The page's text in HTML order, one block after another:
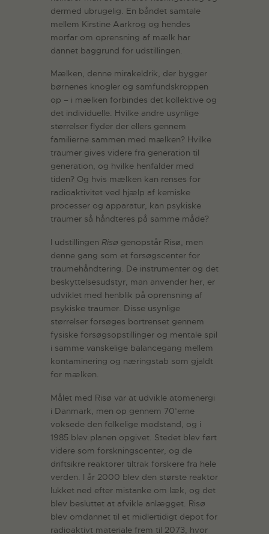
dermed ubrugelig. En båndet samtale
mellem Kirstine Aarkrog og hendes
morfar om oprensning af mælk har
dannet baggrund for udstillingen.
Mælken, denne mirakeldrik, der bygger
børnenes knogler og samfundskroppen
op – i mælken forbindes det kollektive og
det individuelle. Hvilke andre usynlige
størrelser flyder der ellers gennem
familierne sammen med mælken? Hvilke
traumer gives videre fra generation til
generation, og hvilke henfalder med
tiden? Og hvis mælken kan renses for
radioaktivitet ved hjælp af kemiske
processer og apparatur, kan psykiske
traumer så håndteres på samme måde?
I udstillingen Risø genopstår Risø, men
denne gang som et forsøgscenter for
traumehåndtering. De instrumenter og det
beskyttelsesudstyr, man anvender her, er
udviklet med henblik på oprensning af
psykiske traumer. Disse usynlige
størrelser forsøges bortrenset gennem
fysiske forsøgsopstillinger og mentale spil
i samme vanskelige balancegang mellem
kontaminering og næringstab som gjaldt
for mælken.
Målet med Risø var at udvikle atomenergi
i Danmark, men op gennem 70’erne
voksede den folkelige modstand, og i
1985 blev planen opgivet. Stedet blev ført
videre som forskningscenter, og de
driftsikre reaktorer tiltrak forskere fra hele
verden. I år 2000 blev den største reaktor
lukket ned efter mistanke om læk, og det
blev besluttet at afvikle anlægget. Risø
blev omdannet til et midlertidigt depot for
radioaktivt materiale frem til 2073, hvor